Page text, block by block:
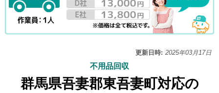
更新日時: 2025年03月17日
不用品回収
群馬県吾妻郡東吾妻町対応の